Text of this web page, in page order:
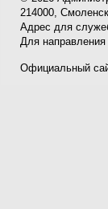
214000,
Адрес для
Для
Официальный